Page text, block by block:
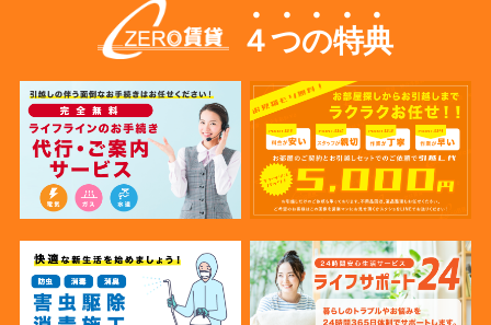
４つの特典